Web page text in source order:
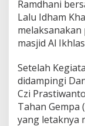
Ramdhani
Lalu Idham
masjid Al
Setelah
didampingi
Czi
Tahan Gempa
yang letaknya